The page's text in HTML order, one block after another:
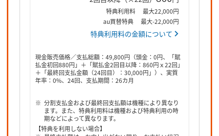
特典利用料
最大22,000円
au買替特典
最大-22,000円
特典利用料の金額について
現金販売価格／支払総額：49,800円（頭金：0円、「賦
払金初回880円」＋「賦払金2回目以降：860円ｘ22回」
＋「最終回支払金額（24回目）：30,000円」）、実質
年率：0%、24回、支払期間：26カ月
分割支払金および最終回支払額は機種により異なり
ます。また、特典利用料は機種および特典利用の時
期などによって異なります。
【特典を利用しない場合】